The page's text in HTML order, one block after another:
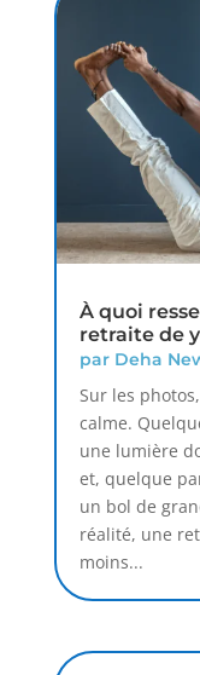
À quoi
retraite de
par Deha
Sur les
calme.
une lumière
et, quelque
un bol de
réalité, une
moins...